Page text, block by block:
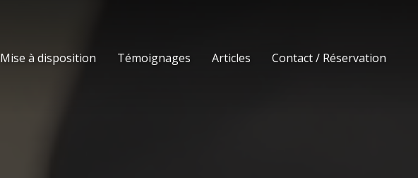
Mise à disposition Témoignages Articles Contact / Réservation